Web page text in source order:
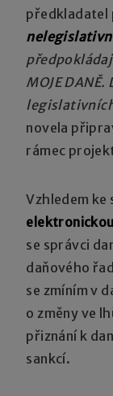
předkladatel
MOJE
novela
rámec
Vzhledem ke
se správci
daňového
se zmíním v
o změny ve
přiznání k
sankcí.